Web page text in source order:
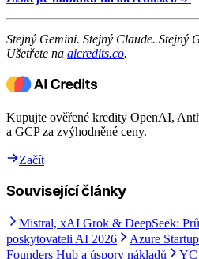
Stejný Gemini. Stejný Claude. Stejný
Ušetřete na aicredits.co.
Kupujte ověřené kredity OpenAI,
a GCP za zvýhodněné ceny.
Začít
Související články
Mistral, xAI Grok & DeepSeek:
poskytovateli AI 2026
Azure
Founders Hub a úspory nákladů
YC